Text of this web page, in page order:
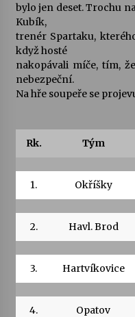
bylo jen deset. Trochu
Kubík,
trenér Spartaku,
když hosté
nakopávali míče, tím,
nebezpeční.
Na hře soupeře se
Rk. Tým
1. Okříšky
2. Havl. Brod
3. Hartvíkovice
4. Opatov